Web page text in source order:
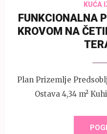
KUĆA
FUNKCIONALNA
KROVOM NA
Plan Prizemlje
Ostava 4,34 m²